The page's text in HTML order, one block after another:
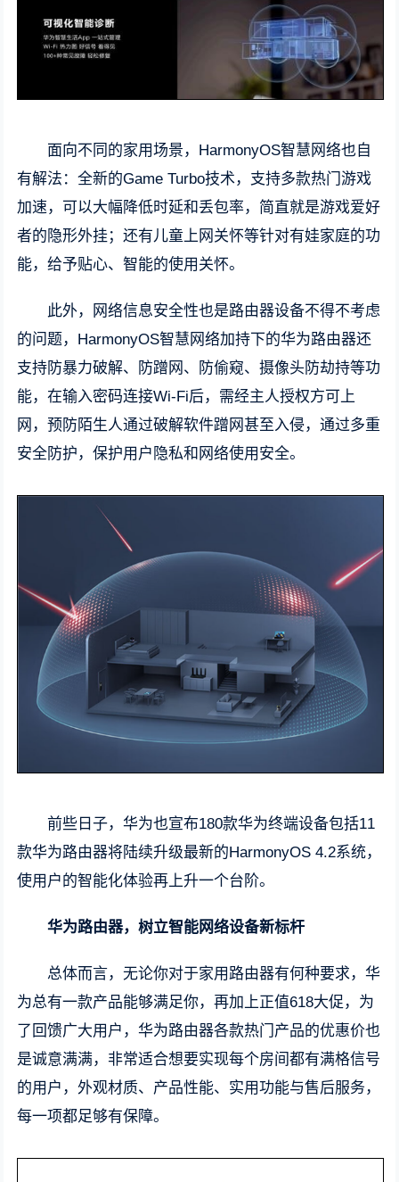
面向不同的家用场景，HarmonyOS智慧网络也自
有解法：全新的Game Turbo技术，支持多款热门游戏
加速，可以大幅降低时延和丢包率，简直就是游戏爱好
者的隐形外挂；还有儿童上网关怀等针对有娃家庭的功
能，给予贴心、智能的使用关怀。
此外，网络信息安全性也是路由器设备不得不考虑
的问题，HarmonyOS智慧网络加持下的华为路由器还
支持防暴力破解、防蹭网、防偷窥、摄像头防劫持等功
能，在输入密码连接Wi-Fi后，需经主人授权方可上
网，预防陌生人通过破解软件蹭网甚至入侵，通过多重
安全防护，保护用户隐私和网络使用安全。
前些日子，华为也宣布180款华为终端设备包括11
款华为路由器将陆续升级最新的HarmonyOS 4.2系统，
使用户的智能化体验再上升一个台阶。
华为路由器，树立智能网络设备新标杆
总体而言，无论你对于家用路由器有何种要求，华
为总有一款产品能够满足你，再加上正值618大促，为
了回馈广大用户，华为路由器各款热门产品的优惠价也
是诚意满满，非常适合想要实现每个房间都有满格信号
的用户，外观材质、产品性能、实用功能与售后服务，
每一项都足够有保障。